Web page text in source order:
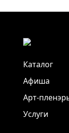
Каталог
Афиша
Арт-
Услуги